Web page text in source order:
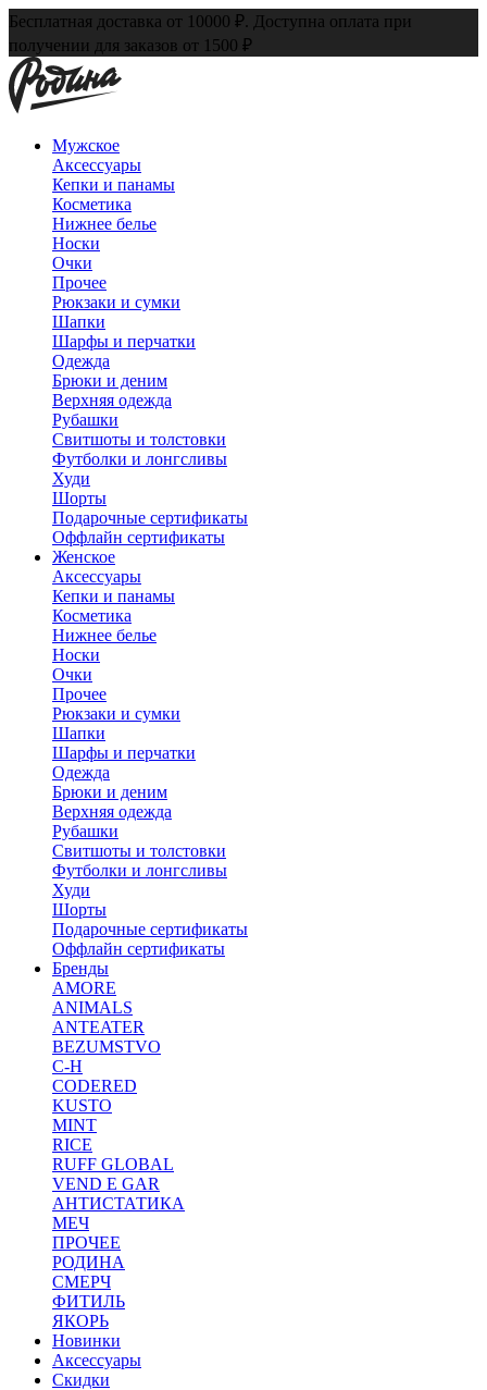
Бесплатная доставка от 10000 ₽. Доступна оплата при
получении для заказов от 1500 ₽
Мужское
Аксессуары
Кепки и панамы
Косметика
Нижнее белье
Носки
Очки
Прочее
Рюкзаки и сумки
Шапки
Шарфы и перчатки
Одежда
Брюки и деним
Верхняя одежда
Рубашки
Свитшоты и толстовки
Футболки и лонгсливы
Худи
Шорты
Подарочные сертификаты
Оффлайн сертификаты
Женское
Аксессуары
Кепки и панамы
Косметика
Нижнее белье
Носки
Очки
Прочее
Рюкзаки и сумки
Шапки
Шарфы и перчатки
Одежда
Брюки и деним
Верхняя одежда
Рубашки
Свитшоты и толстовки
Футболки и лонгсливы
Худи
Шорты
Подарочные сертификаты
Оффлайн сертификаты
Бренды
AMORE
ANIMALS
ANTEATER
BEZUMSTVO
C-H
CODERED
KUSTO
MINT
RICE
RUFF GLOBAL
VEND E GAR
АНТИСТАТИКА
МЕЧ
ПРОЧЕЕ
РОДИНА
СМЕРЧ
ФИТИЛЬ
ЯКОРЬ
Новинки
Аксессуары
Скидки